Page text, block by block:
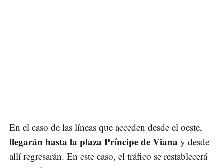
En el caso de las líneas que acceden desde el oeste,
llegarán hasta la plaza Príncipe de Viana y desde
allí regresarán. En este caso, el tráfico se restablecerá